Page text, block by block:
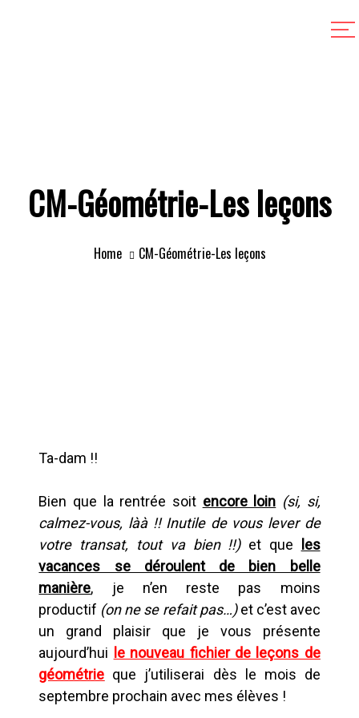
CM-Géométrie-Les leçons
Home CM-Géométrie-Les leçons
Ta-dam !!
Bien que la rentrée soit encore loin (si, si,
calmez-vous, làà !! Inutile de vous lever de
votre transat, tout va bien !!)et que
les
vacances se déroulent de bien belle
manière, je n’en reste pas moins
productif (on ne se refait pas…)et c’est avec
un grand plaisir que je vous présente
aujourd’hui
le nouveau fichier de leçons de
géométrie que j’utiliserai dès le mois de
septembre prochain avec mes élèves !